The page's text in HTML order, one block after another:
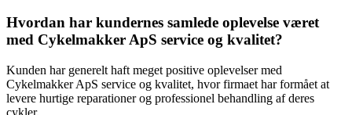
Hvordan har kundernes samlede oplevelse været
med Cykelmakker ApS service og kvalitet?
Kunden har generelt haft meget positive oplevelser med
Cykelmakker ApS service og kvalitet, hvor firmaet har formået at
levere hurtige reparationer og professionel behandling af deres